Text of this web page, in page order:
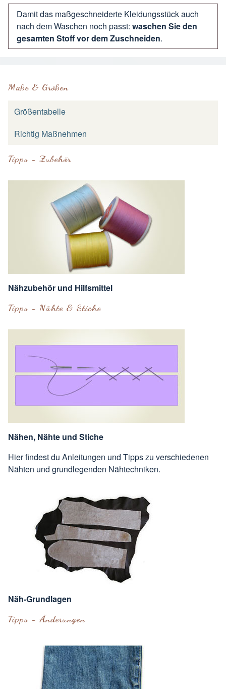
Damit das maßgeschneiderte Kleidungsstück auch
nach dem Waschen noch passt: waschen Sie den
gesamten Stoff vor dem Zuschneiden.
Maße & Größen
Größentabelle
Richtig Maßnehmen
Tipps - Zubehör
Nähzubehör und Hilfsmittel
Tipps - Nähte & Stiche
Nähen, Nähte und Stiche
Hier findest du Anleitungen und Tipps zu verschiedenen
Nähten und grundlegenden Nähtechniken.
Näh-Grundlagen
Tipps - Änderungen